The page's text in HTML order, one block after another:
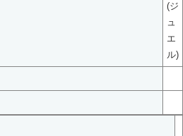
(ジ
ュ
エ
ル)